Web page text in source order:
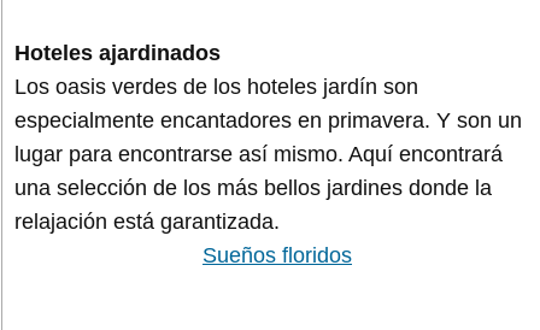
Hoteles ajardinados
Los oasis verdes de los hoteles jardín son
especialmente encantadores en primavera. Y son un
lugar para encontrarse así mismo. Aquí encontrará
una selección de los más bellos jardines donde la
relajación está garantizada.
Sueños floridos